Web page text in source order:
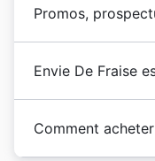
notre site est
l'année, y
spéciales pour la
promotions liées
réductions
Promos,
accessoires de
services de
Envie De Fraise
du mardi au
Comment